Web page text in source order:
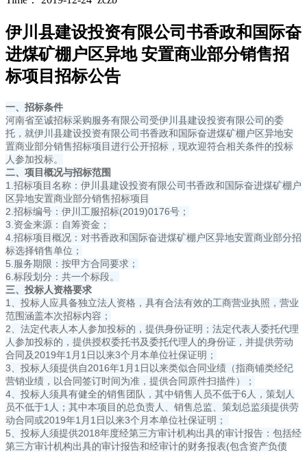
伊川县建设投资有限公司书香政和国际奋
进煤矿棚户区异地 安置商业部分销售招
标项目招标公告
一、招标条件
河南省至诚招标采购服务有限公司受伊川县建设投资有限公司的委
托，就伊川县建设投资有限公司书香政和国际奋进煤矿棚户区异地安
置商业部分销售招标项目进行公开招标，现欢迎符合相关条件的投标
人参加投标。
二、项目概况与招标范围
1.招标项目名称：伊川县建设投资有限公司书香政和国际奋进煤矿棚户
区异地安置商业部分销售招标项目
2.招标编号：伊川工服招标(2019)0176号；
3.资金来源：自筹资金；
4.招标项目概况：对书香政和国际奋进煤矿棚户区异地安置商业部分招
标选择销售单位；
5.服务期限：按甲方合同要求；
6.标段划分：共一个标段。
三、投标人资格要求
1、投标人应具备独立法人资格，具有合法有效的工商营业执照，营业
范围涵盖本次招标内容；
2、法定代表人本人参加投标的，提供身份证明；法定代表人委托代理
人参加投标的，提供授权委托书及委托代理人的身份证，并提供劳动
合同及2019年1月1日以来3个月本单位社保证明；
3、投标人须提供自2016年1月1日以来类似合同业绩（指商铺类经纪
营销业绩，以合同签订时间为准，提供合同原件扫描件）；
4、投标人须具有健全的销售团队，其中销售人员不低于6人，策划人
员不低于1人；其中本项目的总负责人、销售总监、策划总监须提供劳
动合同或2019年1月1日以来3个月本单位社保证明；
5、投标人须提供2018年度经第三方审计机构出具的审计报告：包括经
第三方审计机构出具的审计报告和经审计的财务报表(包含资产负债